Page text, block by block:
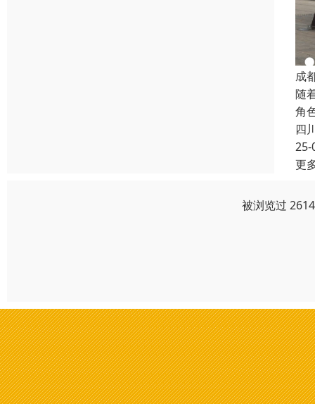
成
随
角
四
25-
更
被浏览过